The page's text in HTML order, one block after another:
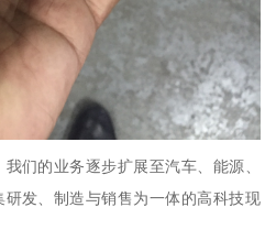
们的业务逐步扩展至汽车、能源、
发、制造与销售为一体的高科技现